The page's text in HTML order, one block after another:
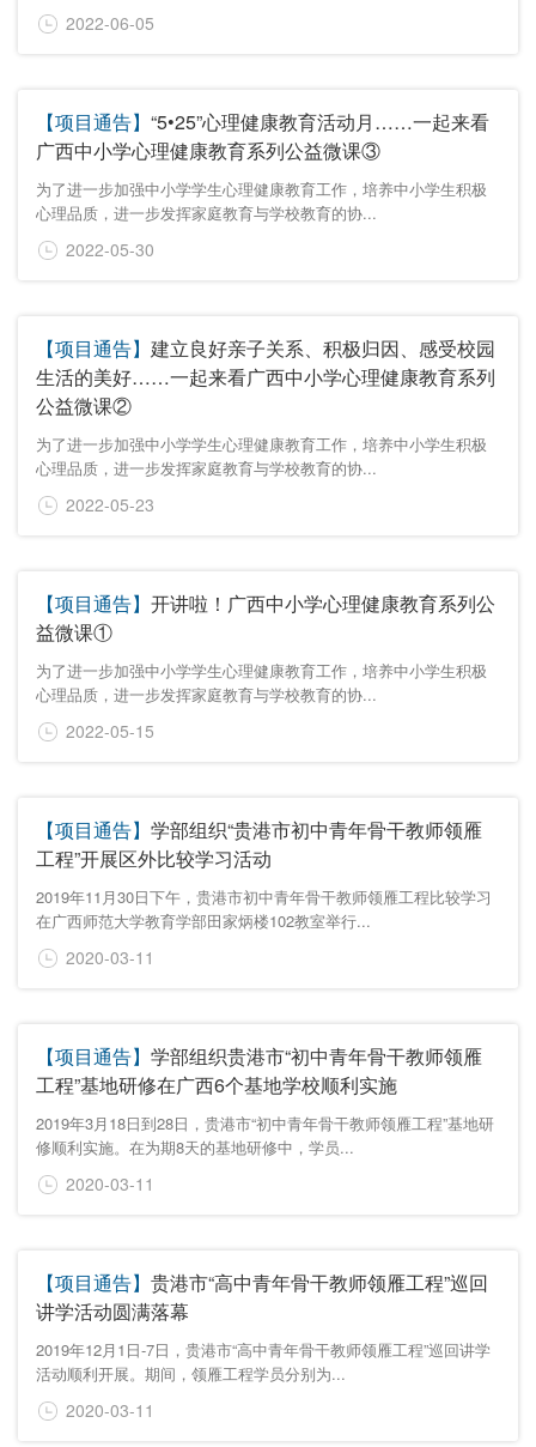
2022-06-05
【项目通告】 “5•25”心理健康教育活动月……一起来看
广西中小学心理健康教育系列公益微课③
为了进一步加强中小学学生心理健康教育工作，培养中小学生积极
心理品质，进一步发挥家庭教育与学校教育的协...
2022-05-30
【项目通告】 建立良好亲子关系、积极归因、感受校园
生活的美好……一起来看广西中小学心理健康教育系列
公益微课②
为了进一步加强中小学学生心理健康教育工作，培养中小学生积极
心理品质，进一步发挥家庭教育与学校教育的协...
2022-05-23
【项目通告】 开讲啦！广西中小学心理健康教育系列公
益微课①
为了进一步加强中小学学生心理健康教育工作，培养中小学生积极
心理品质，进一步发挥家庭教育与学校教育的协...
2022-05-15
【项目通告】 学部组织“贵港市初中青年骨干教师领雁
工程”开展区外比较学习活动
2019年11月30日下午，贵港市初中青年骨干教师领雁工程比较学习
在广西师范大学教育学部田家炳楼102教室举行...
2020-03-11
【项目通告】 学部组织贵港市“初中青年骨干教师领雁
工程”基地研修在广西6个基地学校顺利实施
2019年3月18日到28日，贵港市“初中青年骨干教师领雁工程”基地研
修顺利实施。在为期8天的基地研修中，学员...
2020-03-11
【项目通告】 贵港市“高中青年骨干教师领雁工程”巡回
讲学活动圆满落幕
2019年12月1日-7日，贵港市“高中青年骨干教师领雁工程”巡回讲学
活动顺利开展。期间，领雁工程学员分别为...
2020-03-11